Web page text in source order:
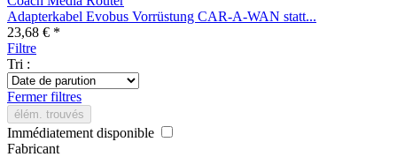
Adapterkabel Evobus Vorrüstung CAR-A-WAN statt...
23,68 € *
Filtre
Tri :
Fermer filtres
élém. trouvés
Immédiatement disponible
Fabricant